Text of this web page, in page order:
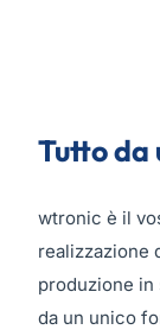
Tutto da
wtronic è il
realizzazione
produzione
da un unico